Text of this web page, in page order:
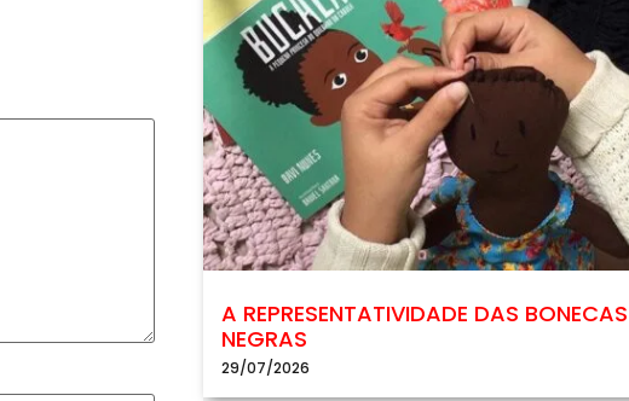
A REPRESENTATIVIDADE DAS BONECAS
NEGRAS
29/07/2026